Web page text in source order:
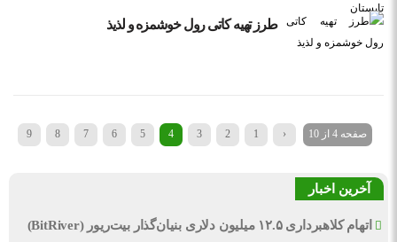
طرز تهیه کاتی رول خوشمزه و لذیذ
صفحه 4 از 10 ‹
1
2
3
4
5
6
7
8
9
آخرین اخبار
اتهام کلاهبرداری ۱۲.۵ میلیون دلاری بنیان‌گذار بیت‌ریور (BitRiver)